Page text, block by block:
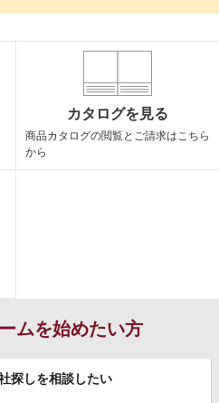
カタログを見る
商品カタログの閲覧と ご請求はこちら
から
ムを始めたい方
探しを相談したい